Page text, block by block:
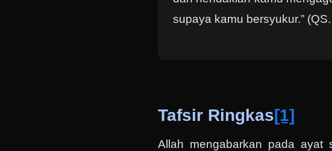
supaya kamu bersyukur.”
Tafsir Ringkas[1]
Allah mengabarkan pada ayat